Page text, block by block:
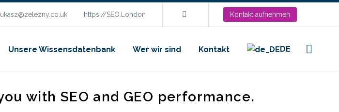
lukasz@zelezny.co.uk https://SEO.London Kontakt aufnehmen
Unsere Wissensdatenbank Wer wir sind Kontakt DE
with SEO and GEO performance.